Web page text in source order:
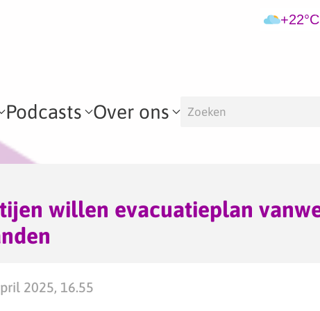
+22°C
Podcasts Over ons
willen evacuatieplan
2025, 16.55